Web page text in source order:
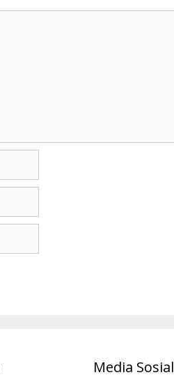
Media Sosial